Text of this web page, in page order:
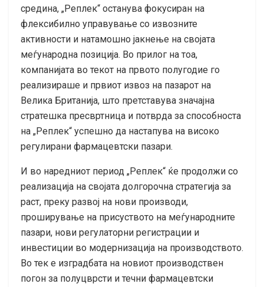
средина, „Реплек“ останува фокусиран на
флексибилно управување со извозните
активности и натамошно јакнење на својата
меѓународна позиција. Во прилог на тоа,
компанијата во текот на првото полугодие го
реализираше и првиот извоз на пазарот на
Велика Британија, што претставува значајна
стратешка пресвртница и потврда за способноста
на „Реплек“ успешно да настапува на високо
регулирани фармацевтски пазари.
И во наредниот период „Реплек“ ќе продолжи со
реализација на својата долгорочна стратегија за
раст, преку развој на нови производи,
проширување на присуството на меѓународните
пазари, нови регулаторни регистрации и
инвестиции во модернизација на производството.
Во тек е изградбата на новиот производствен
погон за полуцврсти и течни фармацевтски